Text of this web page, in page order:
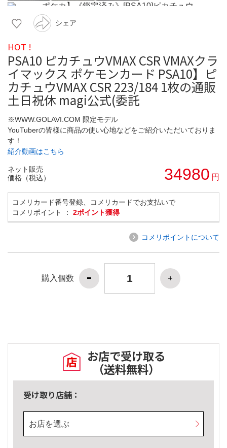
シェア
HOT !
PSA10 ピカチュウVMAX CSR VMAXクラ
イマックス ポケモンカード PSA10】ピ
カチュウVMAX CSR 223/184 1枚の通販
土日祝休 magi公式(委託
※WWW.GOLAVI.COM 限定モデル
YouTuberの皆様に商品の使い心地などをご紹介いただいておりま
す！
紹介動画はこちら
ネット販売
価格（税込）
34980 円
コメリカード番号登録、コメリカードでお支払いで
コメリポイント ： 2ポイント獲得
コメリポイントについて
購入個数
お店で受け取る
（送料無料）
受け取り店舗：
お店を選ぶ